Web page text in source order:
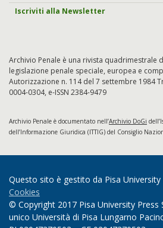
Iscriviti alla Newsletter
Archivio Penale è una rivista quadrimestrale
legislazione penale speciale, europea e
Autorizzazione n. 114 del 7 settembre 1984
0004-0304, e-ISSN 2384-9479
Archivio Penale è documentato nell’Archivio DoGi
dell’Informazione Giuridica (ITTIG) del Consiglio
Questo sito è gestito da Pisa University
Cookies
© Copyright 2017 Pisa University Press
unico Università di Pisa Lungarno